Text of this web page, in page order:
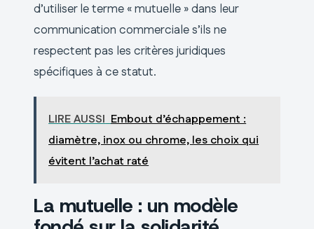
d’utiliser le terme « mutuelle » dans leur
communication commerciale s’ils ne
respectent pas les critères juridiques
spécifiques à ce statut.
LIRE AUSSI Embout d’échappement :
diamètre, inox ou chrome, les choix qui
évitent l’achat raté
La mutuelle : un modèle